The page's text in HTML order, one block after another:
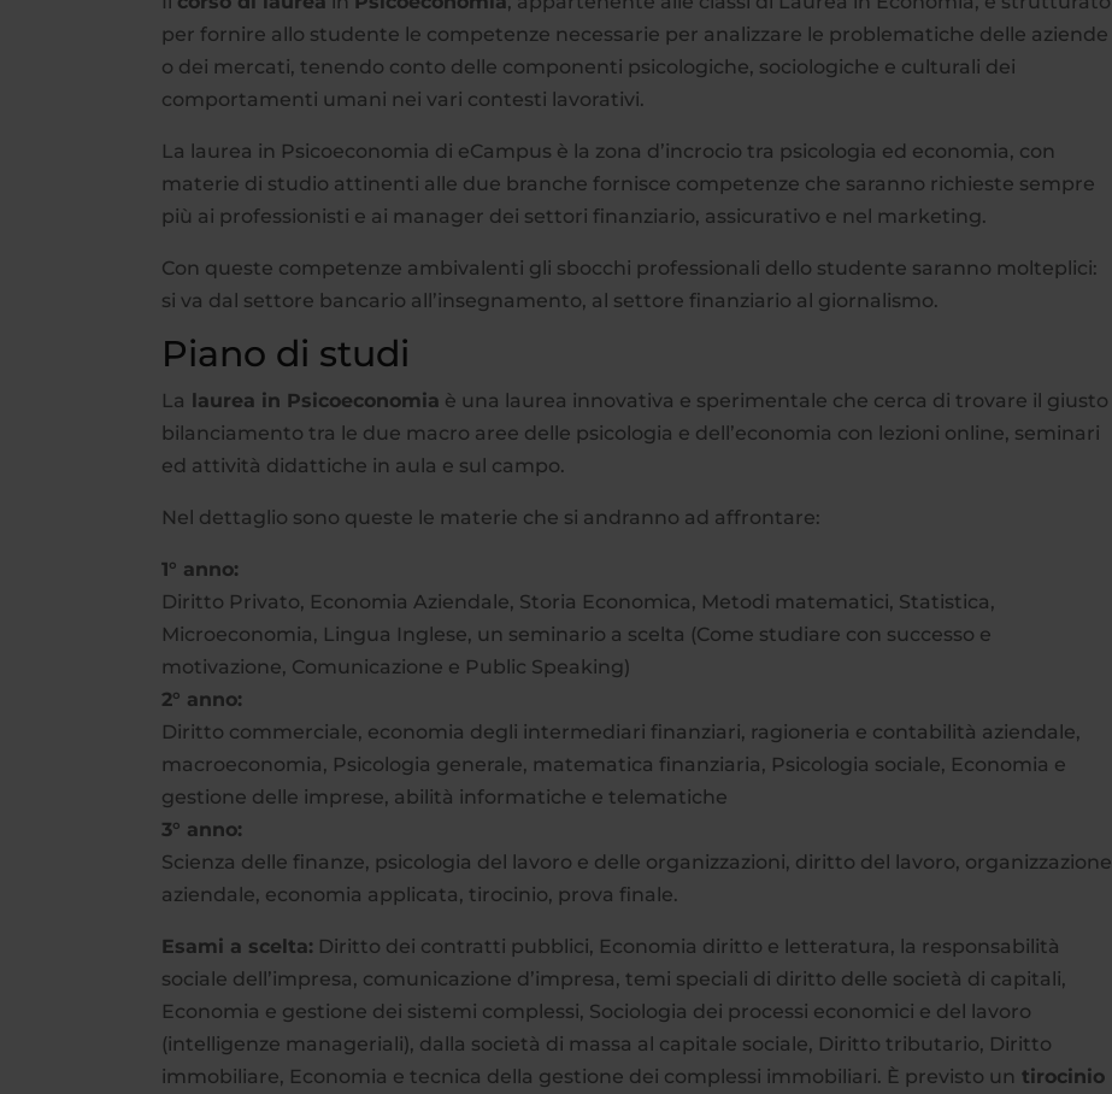
per fornire allo studente le competenze necessarie per analizzare le problematiche delle aziende
o dei mercati, tenendo conto delle componenti psicologiche, sociologiche e culturali dei
comportamenti umani nei vari contesti lavorativi.
La laurea in Psicoeconomia di eCampus è la zona d’incrocio tra psicologia ed economia, con
materie di studio attinenti alle due branche fornisce competenze che saranno richieste sempre
più ai professionisti e ai manager dei settori finanziario, assicurativo e nel marketing.
Con queste competenze ambivalenti gli sbocchi professionali dello studente saranno molteplici:
si va dal settore bancario all’insegnamento, al settore finanziario al giornalismo.
Piano di studi
La laurea in Psicoeconomia è una laurea innovativa e sperimentale che cerca di trovare il giusto
bilanciamento tra le due macro aree delle psicologia e dell’economia con lezioni online, seminari
ed attività didattiche in aula e sul campo.
Nel dettaglio sono queste le materie che si andranno ad affrontare:
1° anno:
Diritto Privato, Economia Aziendale, Storia Economica, Metodi matematici, Statistica,
Microeconomia, Lingua Inglese, un seminario a scelta (Come studiare con successo e
motivazione, Comunicazione e Public Speaking)
2° anno:
Diritto commerciale, economia degli intermediari finanziari, ragioneria e contabilità aziendale,
macroeconomia, Psicologia generale, matematica finanziaria, Psicologia sociale, Economia e
gestione delle imprese, abilità informatiche e telematiche
3° anno:
Scienza delle finanze, psicologia del lavoro e delle organizzazioni, diritto del lavoro, organizzazione
aziendale, economia applicata, tirocinio, prova finale.
Esami a scelta: Diritto dei contratti pubblici, Economia diritto e letteratura, la responsabilità
sociale dell’impresa, comunicazione d’impresa, temi speciali di diritto delle società di capitali,
Economia e gestione dei sistemi complessi, Sociologia dei processi economici e del lavoro
(intelligenze manageriali), dalla società di massa al capitale sociale, Diritto tributario, Diritto
immobiliare, Economia e tecnica della gestione dei complessi immobiliari. È previsto un tirocinio